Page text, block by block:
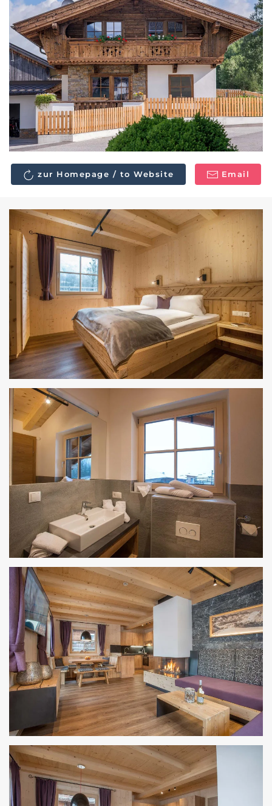
zur Homepage / to Website Email